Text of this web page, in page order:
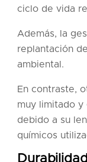
ciclo de vida
Además, la
replantación
ambiental.
En contraste,
muy limitado y
debido a su
químicos